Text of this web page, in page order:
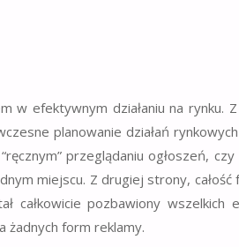
w efektywnym działaniu na rynku.
planowanie działań
przeglądaniu ogłoszeń,
miejscu. Z drugiej strony, całość
całkowicie pozbawiony wszelkich
żadnych form reklamy.